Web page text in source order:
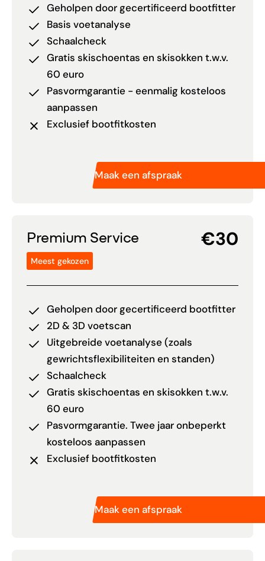
Geholpen door gecertificeerd bootfitter
Basis voetanalyse
Schaalcheck
Gratis skischoentas en skisokken t.w.v.
60 euro
Pasvormgarantie - eenmalig kosteloos
aanpassen
Exclusief bootfitkosten
Maak een afspraak
Premium Service
Meest gekozen
€30
Geholpen door gecertificeerd bootfitter
2D & 3D voetscan
Uitgebreide voetanalyse (zoals
gewrichtsflexibiliteiten en standen)
Schaalcheck
Gratis skischoentas en skisokken t.w.v.
60 euro
Pasvormgarantie. Twee jaar onbeperkt
kosteloos aanpassen
Exclusief bootfitkosten
Maak een afspraak